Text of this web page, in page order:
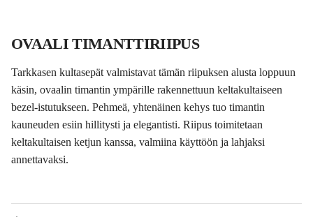
OVAALI TIMANTTIRIIPUS
Tarkkasen kultasepät valmistavat tämän riipuksen alusta loppuun
käsin, ovaalin timantin ympärille rakennettuun keltakultaiseen
bezel-istutukseen. Pehmeä, yhtenäinen kehys tuo timantin
kauneuden esiin hillitysti ja elegantisti. Riipus toimitetaan
keltakultaisen ketjun kanssa, valmiina käyttöön ja lahjaksi
annettavaksi.